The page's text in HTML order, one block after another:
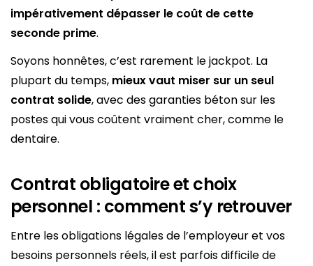
impérativement dépasser le coût de cette
seconde prime.
Soyons honnêtes, c’est rarement le jackpot. La
plupart du temps, mieux vaut miser sur un seul
contrat solide, avec des garanties béton sur les
postes qui vous coûtent vraiment cher, comme le
dentaire.
Contrat obligatoire et choix
personnel : comment s’y retrouver
Entre les obligations légales de l’employeur et vos
besoins personnels réels, il est parfois difficile de